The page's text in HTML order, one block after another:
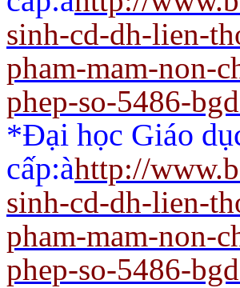
sinh-cd-dh-lien-
pham-mam-non-
phep-so-5486-
*Đại học Giáo
cấp:àhttp://
sinh-cd-dh-lien-
pham-mam-non-
phep-so-5486-